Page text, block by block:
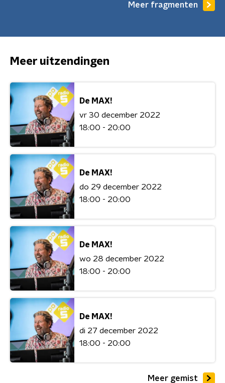
Meer fragmenten
Meer uitzendingen
De MAX!
vr 30 december 2022
18:00 - 20:00
De MAX!
do 29 december 2022
18:00 - 20:00
De MAX!
wo 28 december 2022
18:00 - 20:00
De MAX!
di 27 december 2022
18:00 - 20:00
Meer gemist